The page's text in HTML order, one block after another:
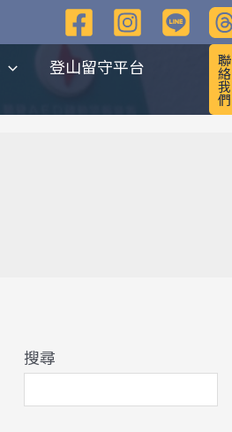
登山留守平台
聯
絡
我
們
搜尋
整